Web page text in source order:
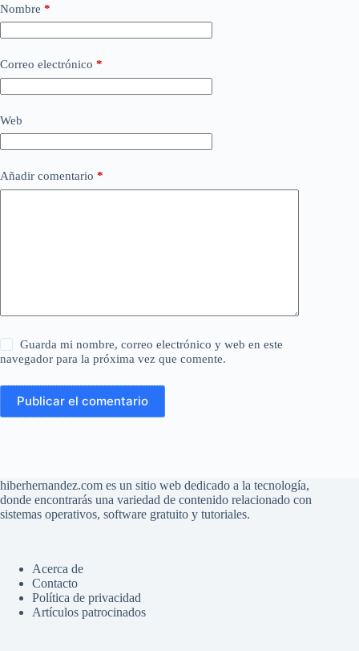
Nombre *
Correo electrónico *
Web
Añadir comentario *
Guarda mi nombre, correo electrónico y web en este
navegador para la próxima vez que comente.
Publicar el comentario
hiberhernandez.com es un sitio web dedicado a la tecnología,
donde encontrarás una variedad de contenido relacionado con
sistemas operativos, software gratuito y tutoriales.
Acerca de
Contacto
Política de privacidad
Artículos patrocinados